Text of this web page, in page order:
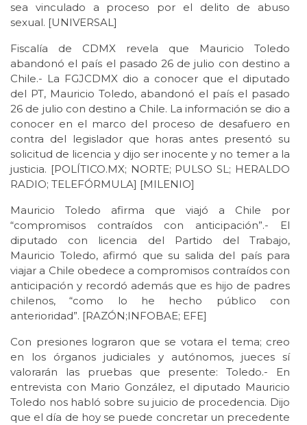
sea vinculado a proceso por el delito de abuso
sexual. [UNIVERSAL]
Fiscalía de CDMX revela que Mauricio Toledo
abandonó el país el pasado 26 de julio con destino a
Chile.- La FGJCDMX dio a conocer que el diputado
del PT, Mauricio Toledo, abandonó el país el pasado
26 de julio con destino a Chile. La información se dio a
conocer en el marco del proceso de desafuero en
contra del legislador que horas antes presentó su
solicitud de licencia y dijo ser inocente y no temer a la
justicia. [POLÍTICO.MX; NORTE; PULSO SL; HERALDO
RADIO; TELEFÓRMULA] [MILENIO]
Mauricio Toledo afirma que viajó a Chile por
“compromisos contraídos con anticipación”.- El
diputado con licencia del Partido del Trabajo,
Mauricio Toledo, afirmó que su salida del país para
viajar a Chile obedece a compromisos contraídos con
anticipación y recordó además que es hijo de padres
chilenos, “como lo he hecho público con
anterioridad”. [RAZÓN;INFOBAE; EFE]
Con presiones lograron que se votara el tema; creo
en los órganos judiciales y autónomos, jueces sí
valorarán las pruebas que presente: Toledo.- En
entrevista con Mario González, el diputado Mauricio
Toledo nos habló sobre su juicio de procedencia. Dijo
que el día de hoy se puede concretar un precedente